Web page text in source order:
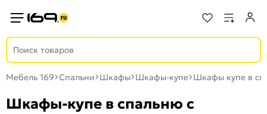
Мебель 169 Спальни Шкафы Шкафы-купе Шкафы купе в
Шкафы-купе в спальню с